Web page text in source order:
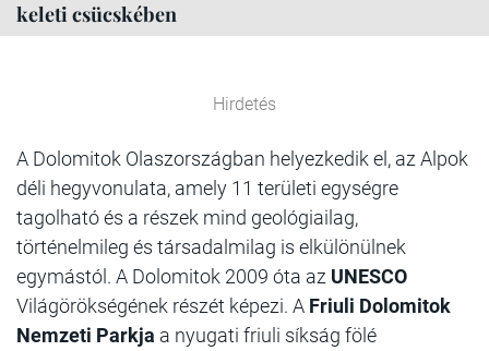
keleti csücskében
Hirdetés
A Dolomitok Olaszországban helyezkedik el, az Alpok
déli hegyvonulata, amely 11 területi egységre
tagolható és a részek mind geológiailag,
történelmileg és társadalmilag is elkülönülnek
egymástól. A Dolomitok 2009 óta az UNESCO
Világörökségének részét képezi. A Friuli Dolomitok
Nemzeti Parkja a nyugati friuli síkság fölé